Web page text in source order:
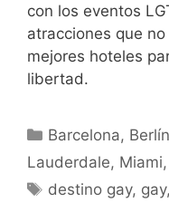
con los eventos
atracciones que
mejores hoteles
libertad.
Categorías
Barcelona, Berlín
Lauderdale, Miami,
Etiquetas
destino gay, gay,